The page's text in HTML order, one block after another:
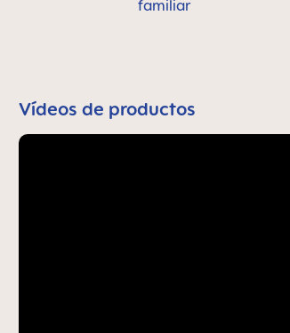
familiar
Vídeos de productos